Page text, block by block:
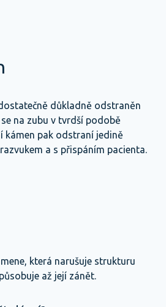
důkladně odstraněn
na zubu v tvrdší podobě
kámen pak odstraní jedině
a s přispáním pacienta.
která narušuje strukturu
až její zánět.